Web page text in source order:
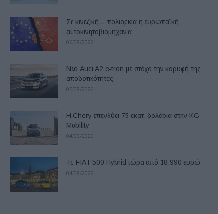
Σε κινεζική… πολιορκία η ευρωπαϊκή
αυτοκινητοβιομηχανία
06/08/2026
Νέο Audi A2 e-tron με στόχο την κορυφή της
αποδοτικότητας
05/08/2026
Η Chery επενδύει 75 εκατ. δολάρια στην KG
Mobility
04/08/2026
Το FIAT 500 Hybrid τώρα από 18.990 ευρώ
04/08/2026